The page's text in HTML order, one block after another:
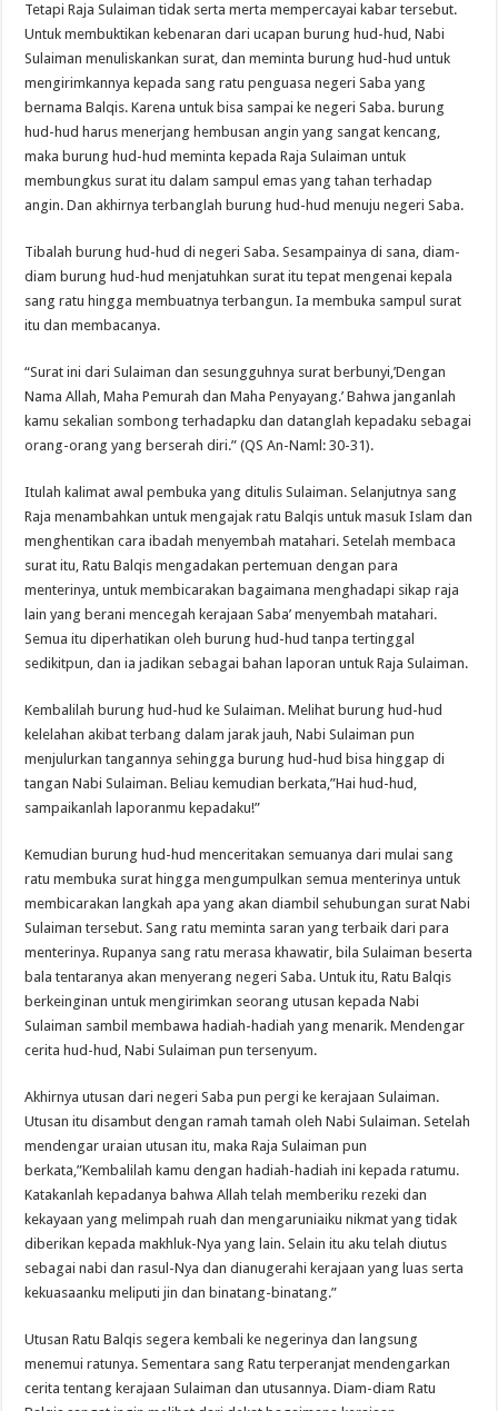
Tetapi Raja Sulaiman tidak serta merta mempercayai kabar tersebut.
Untuk membuktikan kebenaran dari ucapan burung hud-hud, Nabi
Sulaiman menuliskankan surat, dan meminta burung hud-hud untuk
mengirimkannya kepada sang ratu penguasa negeri Saba yang
bernama Balqis. Karena untuk bisa sampai ke negeri Saba. burung
hud-hud harus menerjang hembusan angin yang sangat kencang,
maka burung hud-hud meminta kepada Raja Sulaiman untuk
membungkus surat itu dalam sampul emas yang tahan terhadap
angin. Dan akhirnya terbanglah burung hud-hud menuju negeri Saba.
Tibalah burung hud-hud di negeri Saba. Sesampainya di sana, diam-
diam burung hud-hud menjatuhkan surat itu tepat mengenai kepala
sang ratu hingga membuatnya terbangun. Ia membuka sampul surat
itu dan membacanya.
“Surat ini dari Sulaiman dan sesungguhnya surat berbunyi,’Dengan
Nama Allah, Maha Pemurah dan Maha Penyayang.’ Bahwa janganlah
kamu sekalian sombong terhadapku dan datanglah kepadaku sebagai
orang-orang yang berserah diri.” (QS An-Naml: 30-31).
Itulah kalimat awal pembuka yang ditulis Sulaiman. Selanjutnya sang
Raja menambahkan untuk mengajak ratu Balqis untuk masuk Islam dan
menghentikan cara ibadah menyembah matahari. Setelah membaca
surat itu, Ratu Balqis mengadakan pertemuan dengan para
menterinya, untuk membicarakan bagaimana menghadapi sikap raja
lain yang berani mencegah kerajaan Saba’ menyembah matahari.
Semua itu diperhatikan oleh burung hud-hud tanpa tertinggal
sedikitpun, dan ia jadikan sebagai bahan laporan untuk Raja Sulaiman.
Kembalilah burung hud-hud ke Sulaiman. Melihat burung hud-hud
kelelahan akibat terbang dalam jarak jauh, Nabi Sulaiman pun
menjulurkan tangannya sehingga burung hud-hud bisa hinggap di
tangan Nabi Sulaiman. Beliau kemudian berkata,”Hai hud-hud,
sampaikanlah laporanmu kepadaku!”
Kemudian burung hud-hud menceritakan semuanya dari mulai sang
ratu membuka surat hingga mengumpulkan semua menterinya untuk
membicarakan langkah apa yang akan diambil sehubungan surat Nabi
Sulaiman tersebut. Sang ratu meminta saran yang terbaik dari para
menterinya. Rupanya sang ratu merasa khawatir, bila Sulaiman beserta
bala tentaranya akan menyerang negeri Saba. Untuk itu, Ratu Balqis
berkeinginan untuk mengirimkan seorang utusan kepada Nabi
Sulaiman sambil membawa hadiah-hadiah yang menarik. Mendengar
cerita hud-hud, Nabi Sulaiman pun tersenyum.
Akhirnya utusan dari negeri Saba pun pergi ke kerajaan Sulaiman.
Utusan itu disambut dengan ramah tamah oleh Nabi Sulaiman. Setelah
mendengar uraian utusan itu, maka Raja Sulaiman pun
berkata,”Kembalilah kamu dengan hadiah-hadiah ini kepada ratumu.
Katakanlah kepadanya bahwa Allah telah memberiku rezeki dan
kekayaan yang melimpah ruah dan mengaruniaiku nikmat yang tidak
diberikan kepada makhluk-Nya yang lain. Selain itu aku telah diutus
sebagai nabi dan rasul-Nya dan dianugerahi kerajaan yang luas serta
kekuasaanku meliputi jin dan binatang-binatang.”
Utusan Ratu Balqis segera kembali ke negerinya dan langsung
menemui ratunya. Sementara sang Ratu terperanjat mendengarkan
cerita tentang kerajaan Sulaiman dan utusannya. Diam-diam Ratu